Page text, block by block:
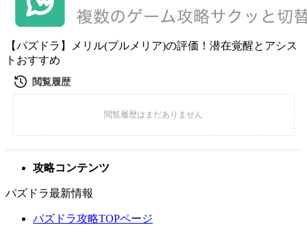
【パズドラ】メリル(プルメリア)の評価！潜在覚醒とアシス
トおすすめ
攻略コンテンツ
パズドラ最新情報
パズドラ攻略TOPページ